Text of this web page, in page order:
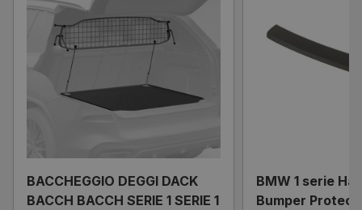
BACCHEGGIO DEGGI DACK
BACCH BACCH SERIE 1 SERIE 1
BMW 1 serie
Bumper